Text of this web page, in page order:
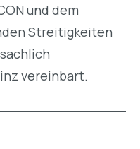
und dem
Streitigkeiten
vereinbart.